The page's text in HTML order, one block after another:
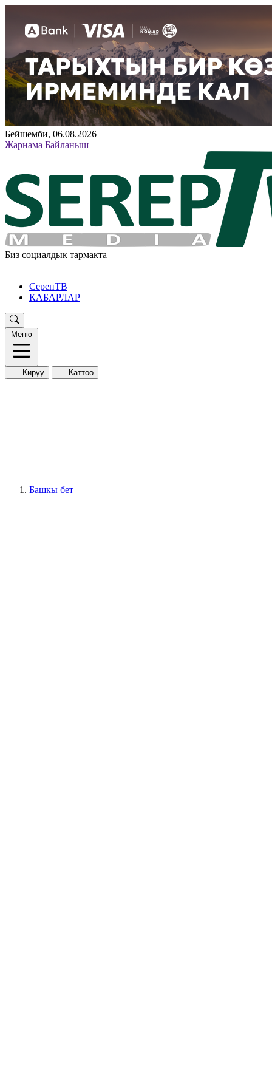
Бейшемби, 06.08.2026
Жарнама Байланыш
Биз социалдык тармакта
СерепТВ
КАБАРЛАР
Меню
Кирүү Каттоо
Башкы бет